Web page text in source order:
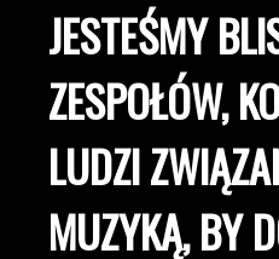
JESTEŚMY
ZESPOŁÓW,
LUDZI
MUZYKĄ, BY